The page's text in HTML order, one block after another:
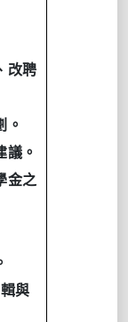
改聘
。
議。
金之
與